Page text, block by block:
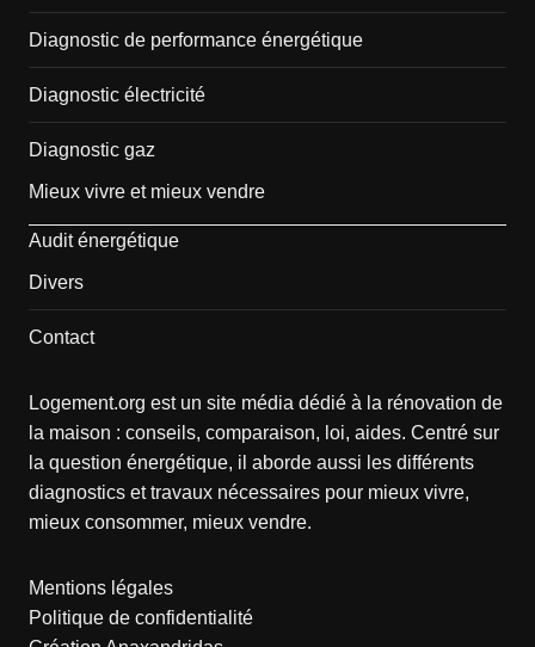
Diagnostic de performance énergétique
Diagnostic électricité
Diagnostic gaz
Mieux vivre et mieux vendre
Audit énergétique
Divers
Contact
Logement.org est un site média dédié à la rénovation de
la maison : conseils, comparaison, loi, aides. Centré sur
la question énergétique, il aborde aussi les différents
diagnostics et travaux nécessaires pour mieux vivre,
mieux consommer, mieux vendre.
Mentions légales
Politique de confidentialité